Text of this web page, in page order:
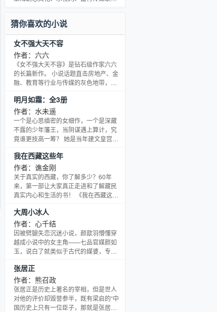
的女主，挑战神秘的翻译工作
俗的反响。同名小说由蔷薇书院独家连
载，欢迎阅读。小说，讲述了从小励志
当翻译的法语系女硕士生乔菲，在翻译
天才程家阳指导下，成长为一名优秀的
高级翻译，并与程家阳从彼此看不顺眼
的欢喜冤家，逐渐互相了解吸引，成为
困境中互相扶持的亲密爱人的
猜你喜欢的小说
女不强大天不容
作者：六六
《女不强大天不容》是钻石级作家六六
的长篇新作。 小说话题直击房地产、金
融、教育等行业与传媒的灰色地带，以
当下传统媒体从业者的生活状态，探讨
了新媒体、移动互联网迅速发展下，传
统媒体何去何从的社会热点问题。 同名
电视剧强档热播，海清、杜淳、陈小
艺、张译、秦海璐、贾景晖、陈希郡倾
明月如霜：全3册
作者：水未遥
一个是心思缜密的女细作，一个是深藏
不露的少年藩王，当阴谋遇上算计，究
竟谁更技高一筹？ 她是当年建文皇宫中
精致的五官；一对点漆似的黑瞳，弯弯
眉梢，眼角一颗浅褐色的泪痣盈盈，很
美。 因为生得美，很自然地让人忽略了
过人学识、才华，还有城府、心机。柔
荑纤纤，覆手间，樯橹灰飞烟灭。
我在西藏这些年
作者：谯金刚
关于真实的西藏，你了解多少？60年
来，第一部让大家真正走进和了解藏民
真实内心和生活的书！ 《我在西藏这些
者，阴差阳错之下被分配到西藏海拔最
高、土地最贫瘠的那曲地区卡当镇做了
一名基层警察。 恶劣的气候和艰苦的生
活打破了他对西藏的所有幻想。让他变
得消沉、抑郁，但是没过多久，那些淳
多年的基层工作中，谯羽深入藏区，不
只看过了最巍峨的雪山
大周小冰人
作者：心千结
因被劈腿失恋沉迷小说，颜歆羽懵懂穿
越成小说中的女主角——七品官媒颜如
玉，说白了就类似于古代的媒婆，专门
角平乐侯李修，竟然长了一张前男友的
脸。 高冷侯爷一腔深情全付在了颜如玉
身上，而颜如玉的满肚子坏水也礼尚往
来全用在了李修身上——誓要给渣男配
绿茶婊。 长安府尹高致远的妹妹乃一号
张居正
作者：熊召政
张居正是历史上著名的宰相，但是世人
对他的评价却毁誉参半，既有梁启的“中
国历史上只有一位臣子，那就是张居